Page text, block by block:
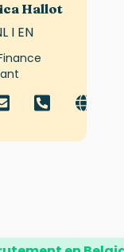
Hallot
I EN